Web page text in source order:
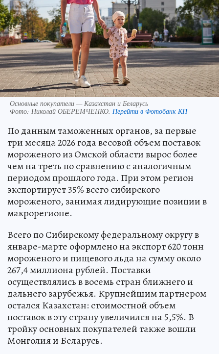
Основные покупатели — Казахстан и Беларусь
Фото: Николай ОБЕРЕМЧЕНКО. Перейти в Фотобанк КП
По данным таможенных органов, за первые
три месяца 2026 года весовой объем поставок
мороженого из Омской области вырос более
чем на треть по сравнению с аналогичным
периодом прошлого года. При этом регион
экспортирует 35% всего сибирского
мороженого, занимая лидирующие позиции в
макрорегионе.
Всего по Сибирскому федеральному округу в
январе-марте оформлено на экспорт 620 тонн
мороженого и пищевого льда на сумму около
267,4 миллиона рублей. Поставки
осуществлялись в восемь стран ближнего и
дальнего зарубежья. Крупнейшим партнером
остался Казахстан: стоимостной объем
поставок в эту страну увеличился на 5,5%. В
тройку основных покупателей также вошли
Монголия и Беларусь.